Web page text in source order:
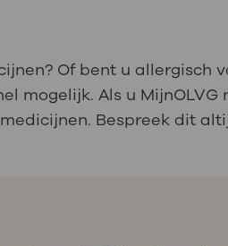
Of bent u allergisch
mogelijk. Als u
Bespreek dit